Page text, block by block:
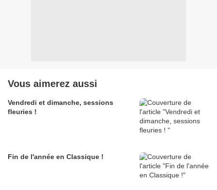
Vous aimerez aussi
Vendredi et dimanche, sessions
fleuries !
Fin de l'année en Classique !